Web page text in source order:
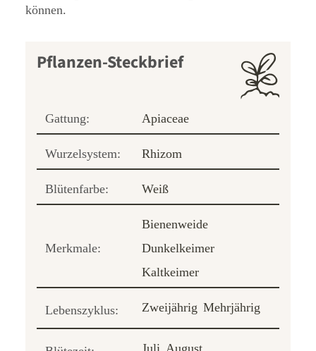
können.
Pflanzen-Steckbrief
Gattung: Apiaceae
Wurzelsystem: Rhizom
Blütenfarbe: Weiß
Merkmale:
Bienenweide
Dunkelkeimer
Kaltkeimer
Lebenszyklus: Zweijährig Mehrjährig